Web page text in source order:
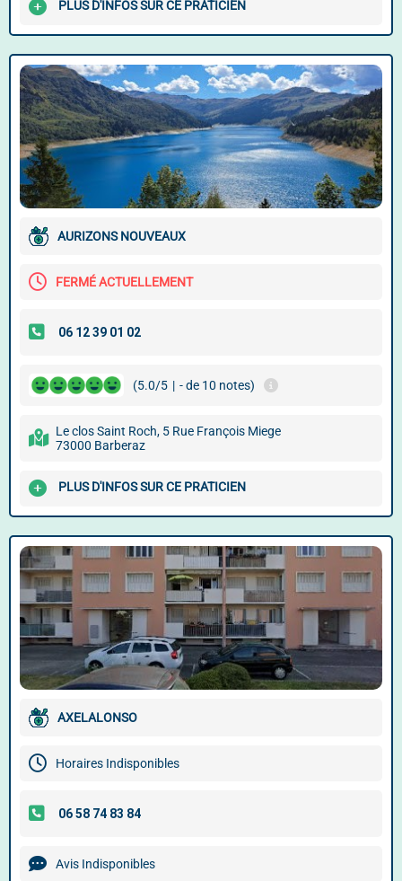
PLUS D'INFOS SUR CE PRATICIEN
AURIZONS NOUVEAUX
FERMÉ ACTUELLEMENT
(5.0/5 | - de 10 notes)
Le clos Saint Roch, 5 Rue François Miege
73000 Barberaz
PLUS D'INFOS SUR CE PRATICIEN
AXELALONSO
Horaires Indisponibles
Avis Indisponibles